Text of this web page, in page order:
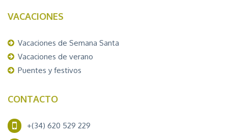
VACACIONES
Vacaciones de Semana Santa
Vacaciones de verano
Puentes y festivos
CONTACTO
+(34) 620 529 229